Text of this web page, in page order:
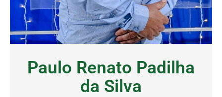
Paulo Renato Padilha
da Silva